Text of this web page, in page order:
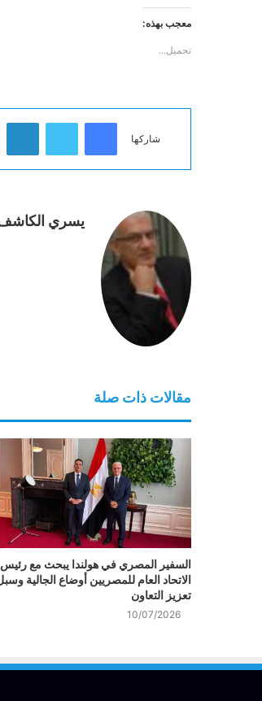
معجب بهذه:
تحميل...
شاركها
فيسبوك
يسري
مقالات ذات صلة
السفير المصري في هولندا يبحث مع رئيس
الاتحاد العام للمصريين أوضاع الجالية
تعزيز التعاون
10/07/2026